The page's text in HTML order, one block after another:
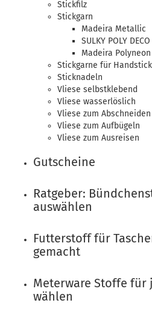
Stickfilz
Stickgarn
Madeira Metallic
SULKY POLY
Madeira
Stickgarne für
Sticknadeln
Vliese selbstklebend
Vliese wasserlöslich
Vliese zum Abschneiden
Vliese zum Aufbügeln
Vliese zum Ausreisen
Gutscheine
Ratgeber:
auswählen
Futterstoff für
gemacht
Meterware Stoffe für
wählen